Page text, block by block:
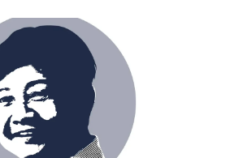
กิจที่เมืองจะ
ของเมืองเองน้องๆ ต้มยำกุ้งที่จะเริ่ม
เป็นต้นไป